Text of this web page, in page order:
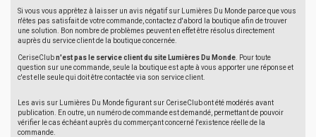
Si vous vous apprêtez à laisser un avis négatif sur Lumières Du Monde parce que vous
n'êtes pas satisfait de votre commande, contactez d'abord la boutique afin de trouver
une solution. Bon nombre de problèmes peuvent en effet être résolus directement
auprès du service client de la boutique concernée.
CeriseClubn'est pas le service client du site Lumières Du Monde . Pour toute
question sur une commande, seule la boutique est apte à vous apporter une réponse et
c'est elle seule qui doit être contactée via son service client.
Les avis sur Lumières Du Monde figurant sur CeriseClub ont été modérés avant
publication. En outre, un numéro de commande est demandé, permettant de pouvoir
vérifier le cas échéant auprès du commerçant concerné l'existence réelle de la
commande.